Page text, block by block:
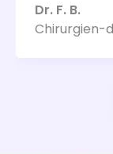
Dr. F. B.
Chirurgien-